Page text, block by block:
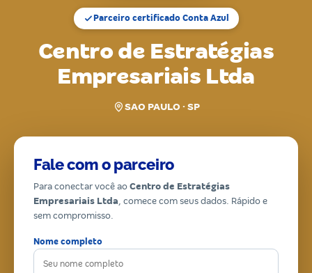
Parceiro certificado Conta Azul
Centro de Estratégias
Empresariais Ltda
SAO PAULO · SP
Fale com o parceiro
Para conectar você ao Centro de Estratégias
Empresariais Ltda, comece com seus dados. Rápido e
sem compromisso.
Nome completo